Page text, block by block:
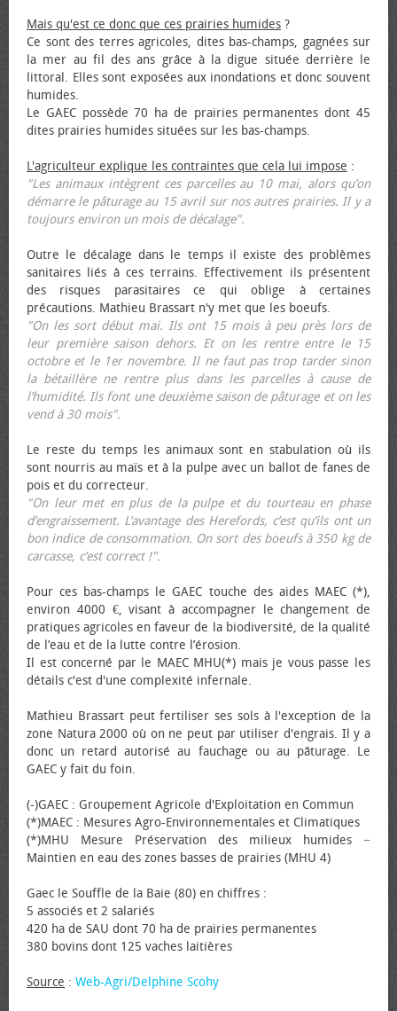
Mais qu'est ce donc que ces prairies humides ?
Ce sont des terres agricoles, dites bas-champs, gagnées sur
la mer au fil des ans grâce à la digue située derrière le
littoral. Elles sont exposées aux inondations et donc souvent
humides.
Le GAEC possède 70 ha de prairies permanentes dont 45
dites prairies humides situées sur les bas-champs.
L'agriculteur explique les contraintes que cela lui impose :
"Les animaux intègrent ces parcelles au 10 mai, alors qu’on
démarre le pâturage au 15 avril sur nos autres prairies. Il y a
toujours environ un mois de décalage".
Outre le décalage dans le temps il existe des problèmes
sanitaires liés à ces terrains. Effectivement ils présentent
des risques parasitaires ce qui oblige à certaines
précautions. Mathieu Brassart n'y met que les bœufs.
"On les sort début mai. Ils ont 15 mois à peu près lors de
leur première saison dehors. Et on les rentre entre le 15
octobre et le 1er novembre. Il ne faut pas trop tarder sinon
la bétaillère ne rentre plus dans les parcelles à cause de
l’humidité. Ils font une deuxième saison de pâturage et on les
vend à 30 mois".
Le reste du temps les animaux sont en stabulation où ils
sont nourris au maïs et à la pulpe avec un ballot de fanes de
pois et du correcteur.
"On leur met en plus de la pulpe et du tourteau en phase
d’engraissement. L’avantage des Herefords, c’est qu’ils ont un
bon indice de consommation. On sort des bœufs à 350 kg de
carcasse, c’est correct !".
Pour ces bas-champs le GAEC touche des aides MAEC (*),
environ 4000 €, visant à accompagner le changement de
pratiques agricoles en faveur de la biodiversité, de la qualité
de l’eau et de la lutte contre l’érosion.
Il est concerné par le MAEC MHU(*) mais je vous passe les
détails c'est d'une complexité infernale.
Mathieu Brassart peut fertiliser ses sols à l'exception de la
zone Natura 2000 où on ne peut par utiliser d'engrais. Il y a
donc un retard autorisé au fauchage ou au pâturage. Le
GAEC y fait du foin.
(-)GAEC : Groupement Agricole d'Exploitation en Commun
(*)MAEC : Mesures Agro-Environnementales et Climatiques
(*)MHU Mesure Préservation des milieux humides −
Maintien en eau des zones basses de prairies (MHU 4)
Gaec le Souffle de la Baie (80) en chiffres :
5 associés et 2 salariés
420 ha de SAU dont 70 ha de prairies permanentes
380 bovins dont 125 vaches laitières
Source : Web-Agri/Delphine Scohy